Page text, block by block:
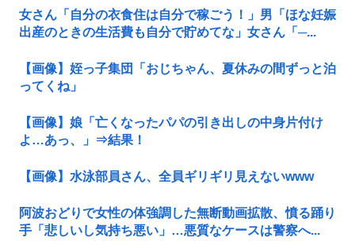
女さん「自分の衣食住は自分で稼ごう！」男「ほな妊娠
出産のときの生活費も自分で貯めてな」女さん「─...
【画像】姪っ子集団「おじちゃん、夏休みの間ずっと泊
ってくね」
【画像】娘「亡くなったパパの引き出しの中身片付け
よ…あっ、」⇒結果！
【画像】水泳部員さん、全員ギリギリ見えないwww
阿波おどりで女性の体強調した無断動画拡散、憤る踊り
手「悲しいし気持ち悪い」…悪質なケースは警察へ...